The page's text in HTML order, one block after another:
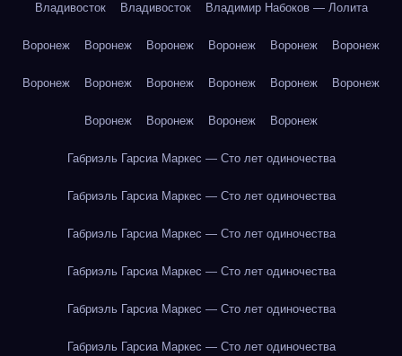
Владивосток Владивосток Владимир Набоков — Лолита
Воронеж Воронеж Воронеж Воронеж Воронеж Воронеж
Воронеж Воронеж Воронеж Воронеж Воронеж Воронеж
Воронеж Воронеж Воронеж Воронеж
Габриэль Гарсиа Маркес — Сто лет одиночества
Габриэль Гарсиа Маркес — Сто лет одиночества
Габриэль Гарсиа Маркес — Сто лет одиночества
Габриэль Гарсиа Маркес — Сто лет одиночества
Габриэль Гарсиа Маркес — Сто лет одиночества
Габриэль Гарсиа Маркес — Сто лет одиночества